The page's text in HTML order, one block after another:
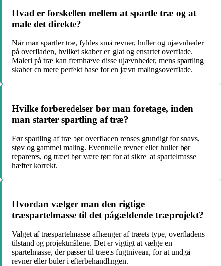
Hvad er forskellen mellem at spartle træ og at
male det direkte?
Når man spartler træ, fyldes små revner, huller og ujævnheder
på overfladen, hvilket skaber en glat og ensartet overflade.
Maleri på træ kan fremhæve disse ujævnheder, mens spartling
skaber en mere perfekt base for en jævn malingsoverflade.
Hvilke forberedelser bør man foretage, inden
man starter spartling af træ?
Før spartling af træ bør overfladen renses grundigt for snavs,
støv og gammel maling. Eventuelle revner eller huller bør
repareres, og træet bør være tørt for at sikre, at spartelmasse
hæfter korrekt.
Hvordan vælger man den rigtige
træspartelmasse til det pågældende træprojekt?
Valget af træspartelmasse afhænger af træets type, overfladens
tilstand og projektmålene. Det er vigtigt at vælge en
spartelmasse, der passer til træets fugtniveau, for at undgå
revner eller buler i efterbehandlingen.